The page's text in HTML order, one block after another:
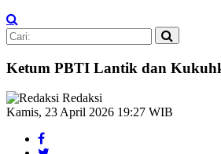
Ketum PBTI Lantik dan
Redaksi
Kamis, 23 April 2026 19:27 WIB